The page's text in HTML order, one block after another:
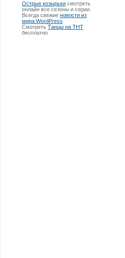
Острые козырьки смотреть
онлайн все сезоны и серии.
Всегда свежие новости из
мира WordPress
Смотреть Танцы на ТНТ
бесплатно